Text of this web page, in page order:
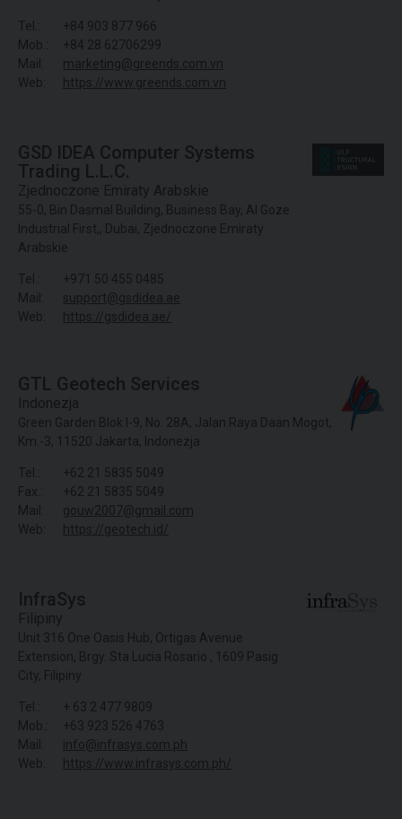
Tel.:
+84 903 877 966
Mob.:
+84 28 62706299
Mail:
marketing@greends.com.vn
Web:
https://www.greends.com.vn
GSD IDEA Computer Systems
Trading L.L.C.
Zjednoczone Emiraty Arabskie
55-0, Bin Dasmal Building, Business Bay, Al Goze
Industrial First,, Dubai, Zjednoczone Emiraty
Arabskie
Tel.:
+971 50 455 0485
Mail:
support@gsdidea.ae
Web:
https://gsdidea.ae/
GTL Geotech Services
Indonezja
Green Garden Blok I-9, No. 28A, Jalan Raya Daan Mogot,
Km.-3, 11520 Jakarta, Indonezja
Tel.:
+62 21 5835 5049
Fax.:
+62 21 5835 5049
Mail:
gouw2007@gmail.com
Web:
https://geotech.id/
InfraSys
Filipiny
Unit 316 One Oasis Hub, Ortigas Avenue
Extension, Brgy. Sta Lucia Rosario , 1609 Pasig
City, Filipiny
Tel.:
+ 63 2 477 9809
Mob.:
+63 923 526 4763
Mail:
info@infrasys.com.ph
Web:
https://www.infrasys.com.ph/